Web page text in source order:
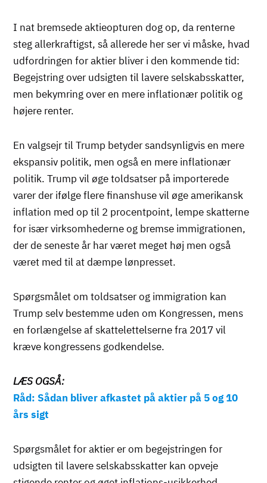
I nat bremsede aktieopturen dog op, da renterne
steg allerkraftigst, så allerede her ser vi måske, hvad
udfordringen for aktier bliver i den kommende tid:
Begejstring over udsigten til lavere selskabsskatter,
men bekymring over en mere inflationær politik og
højere renter.
En valgsejr til Trump betyder sandsynligvis en mere
ekspansiv politik, men også en mere inflationær
politik. Trump vil øge toldsatser på importerede
varer der ifølge flere finanshuse vil øge amerikansk
inflation med op til 2 procentpoint, lempe skatterne
for især virksomhederne og bremse immigrationen,
der de seneste år har været meget høj men også
været med til at dæmpe lønpresset.
Spørgsmålet om toldsatser og immigration kan
Trump selv bestemme uden om Kongressen, mens
en forlængelse af skattelettelserne fra 2017 vil
kræve kongressens godkendelse.
LÆS OGSÅ:
Råd: Sådan bliver afkastet på aktier på 5 og 10
års sigt
Spørgsmålet for aktier er om begejstringen for
udsigten til lavere selskabsskatter kan opveje